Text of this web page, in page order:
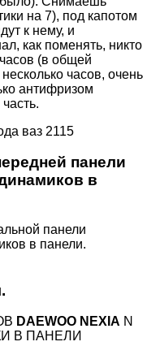
на 7), под капотом
к нему, и
как поменять, никто
(в общей
часов, очень
антифризом
ваз 2115
панели
в
панели
в панели.
DAEWOO NEXIA N
В ПАНЕЛИ